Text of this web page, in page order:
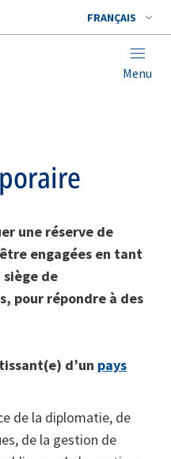
FRANÇAIS
Menu
une réserve de
engagées en tant
siège de
pour répondre à des
d’un pays
de la diplomatie, de
de la gestion de